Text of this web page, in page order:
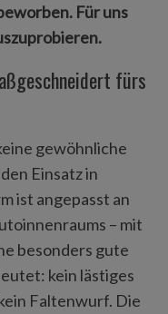
Für uns
fürs
gewöhnliche
Einsatz in
ist angepasst an
– mit
besonders gute
kein lästiges
Faltenwurf. Die